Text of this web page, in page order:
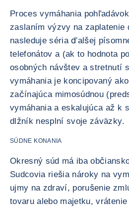
Proces vymáhania
zaslaním výzvy na zaplatenie
nasleduje séria ďalšej
telefonátov a (ak to hodnota
osobných návštev a stretnutí
vymáhania je koncipovaný
začínajúca mimosúdnou
vymáhania a eskalujúca až k
dlžník nesplní svoje záväzky.
SÚDNE KONANIA
Okresný súd má iba
Sudcovia riešia nároky na
ujmy na zdraví, porušenie
tovaru alebo majetku,